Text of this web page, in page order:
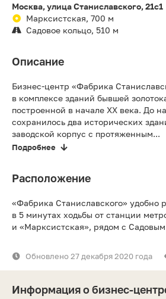
Москва, улица Станиславского, 21с1
Марксистская, 700 м
Садовое кольцо, 510 м
Описание
Бизнес-центр «Фабрика
в комплексе зданий бывшей
построенной в начале XX века. До
сохранилось два исторических
заводской корпус с протяженным...
Подробнее
Расположение
«Фабрика Станиславского» удобно
в 5 минутах ходьбы от станции
и «Марксистская», рядом с
Обновлено 27 декабря 2020 года
Информация о бизнес-